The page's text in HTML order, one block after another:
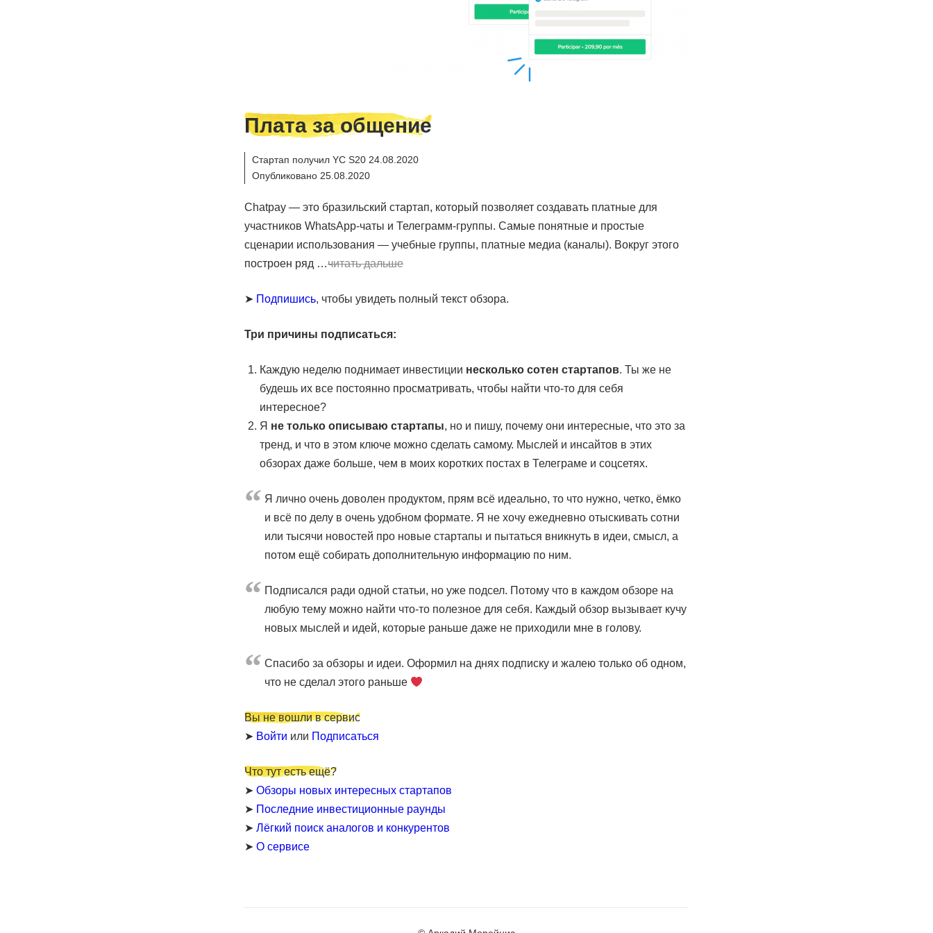
Плата за общение
Стартап получил YC S20 24.08.2020
Опубликовано 25.08.2020
Chatpay — это бразильский стартап, который позволяет создавать платные для
участников WhatsApp-чаты и Телеграмм-группы. Самые понятные и простые
сценарии использования — учебные группы, платные медиа (каналы). Вокруг этого
построен ряд …читать дальше
➤ Подпишись, чтобы увидеть полный текст обзора.
Три причины подписаться:
Каждую неделю поднимает инвестиции несколько сотен стартапов. Ты же не
будешь их все постоянно просматривать, чтобы найти что-то для себя
интересное?
Я не только описываю стартапы, но и пишу, почему они интересные, что это за
тренд, и что в этом ключе можно сделать самому. Мыслей и инсайтов в этих
обзорах даже больше, чем в моих коротких постах в Телеграме и соцсетях.
Я лично очень доволен продуктом, прям всё идеально, то что нужно, четко, ёмко
и всё по делу в очень удобном формате. Я не хочу ежедневно отыскивать сотни
или тысячи новостей про новые стартапы и пытаться вникнуть в идеи, смысл, а
потом ещё собирать дополнительную информацию по ним.
Подписался ради одной статьи, но уже подсел. Потому что в каждом обзоре на
любую тему можно найти что-то полезное для себя. Каждый обзор вызывает кучу
новых мыслей и идей, которые раньше даже не приходили мне в голову.
Cпасибо за обзоры и идеи. Оформил на днях подписку и жалею только об одном,
что не сделал этого раньше
Вы не вошли в сервис
➤ Войти или Подписаться
Что тут есть ещё?
➤ Обзоры новых интересных стартапов
➤ Последние инвестиционные раунды
➤ Лёгкий поиск аналогов и конкурентов
➤ О сервисе